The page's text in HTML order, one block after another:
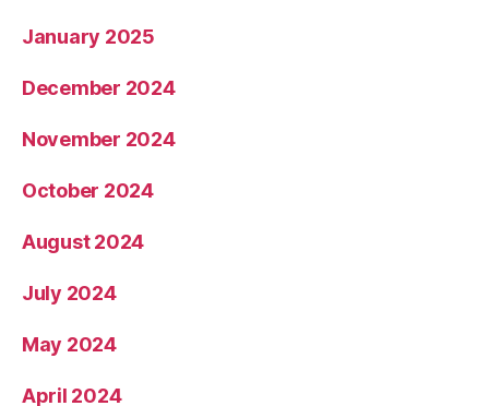
January 2025
December 2024
November 2024
October 2024
August 2024
July 2024
May 2024
April 2024